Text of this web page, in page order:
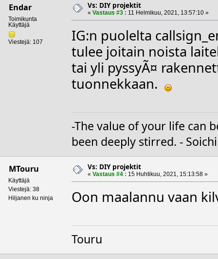
Endar
Toimikunta
Käyttäjä
Viestejä: 107
Vs: DIY projektit
« Vastaus #3 : 11 Helmikuu, 2021, 13:57:10 »
IG:n puolelta
tulee joitain noista
tai yli pyssyÃ¤
tuonnekkaan.
-The value of your life can
been deeply stirred. -
MTouru
Käyttäjä
Viestejä: 38
Hiljanen ku ninja
Vs: DIY projektit
« Vastaus #4 : 15 Huhtikuu, 2021, 15:13:58 »
Oon maalannu vaan
Touru